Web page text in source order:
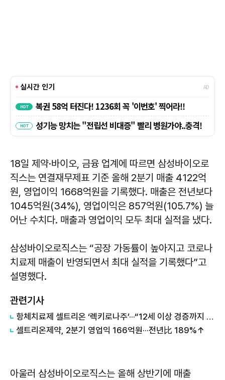
18일 제약·바이오, 금융 업계에 따르면 삼성바이오로
직스는 연결재무제표 기준 올해 2분기 매출 4122억
원, 영업이익 1668억원을 기록했다. 매출은 전년보다
1045억원(34%), 영업이익은 857억원(105.7%) 늘
어난 수치다. 매출과 영업이익 모두 최대 실적을 냈다.
삼성바이오로직스는 “공장 가동률이 높아지고 코로나
치료제 매출이 반영되면서 최대 실적을 기록했다”고
설명했다.
관련기사
항체치료제 셀트리온 ‘렉키로나주’···“12세 이상 경증까지 확대”
셀트리온제약, 2분기 영업익 166억원···전년比 189%↑
아울러 삼성바이오로직스는 올해 상반기에 매출